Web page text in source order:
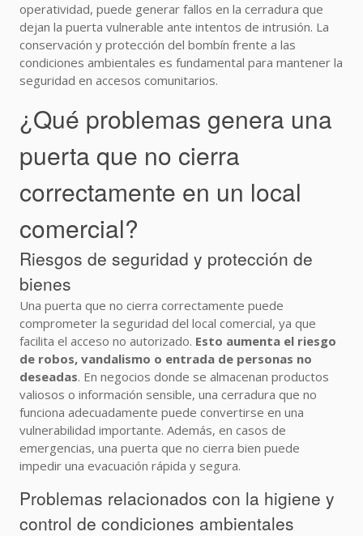
operatividad, puede generar fallos en la cerradura que
dejan la puerta vulnerable ante intentos de intrusión. La
conservación y protección del bombín frente a las
condiciones ambientales es fundamental para mantener la
seguridad en accesos comunitarios.
¿Qué problemas genera una
puerta que no cierra
correctamente en un local
comercial?
Riesgos de seguridad y protección de
bienes
Una puerta que no cierra correctamente puede
comprometer la seguridad del local comercial, ya que
facilita el acceso no autorizado. Esto aumenta el riesgo
de robos, vandalismo o entrada de personas no
deseadas. En negocios donde se almacenan productos
valiosos o información sensible, una cerradura que no
funciona adecuadamente puede convertirse en una
vulnerabilidad importante. Además, en casos de
emergencias, una puerta que no cierra bien puede
impedir una evacuación rápida y segura.
Problemas relacionados con la higiene y
control de condiciones ambientales